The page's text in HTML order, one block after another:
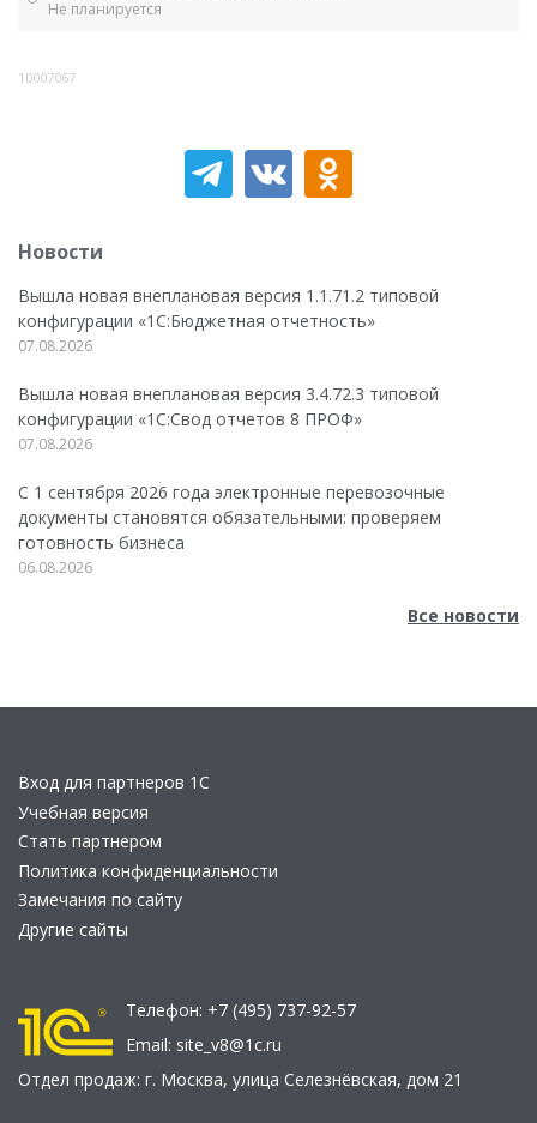
Не планируется
10007067
Новости
Вышла новая внеплановая версия 1.1.71.2 типовой
конфигурации «1C:Бюджетная отчетность»
07.08.2026
Вышла новая внеплановая версия 3.4.72.3 типовой
конфигурации «1C:Свод отчетов 8 ПРОФ»
07.08.2026
С 1 сентября 2026 года электронные перевозочные
документы становятся обязательными: проверяем
готовность бизнеса
06.08.2026
Все новости
Вход для партнеров 1С
Учебная версия
Стать партнером
Политика конфиденциальности
Замечания по сайту
Другие сайты
Телефон: +7 (495) 737-92-57
Email: site_v8@1c.ru
Отдел продаж: г. Москва, улица Селезнёвская, дом 21